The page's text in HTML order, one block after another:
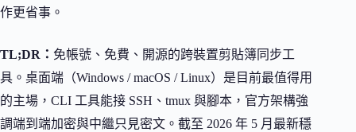
作更省事。
TL;DR： 免帳號、免費、開源的跨裝置剪貼簿同步工
具。桌面端（Windows / macOS / Linux）是目前最值得用
的主場，CLI 工具能接 SSH、tmux 與腳本，官方架構強
調端到端加密與中繼只見密文。截至 2026 年 5 月最新穩